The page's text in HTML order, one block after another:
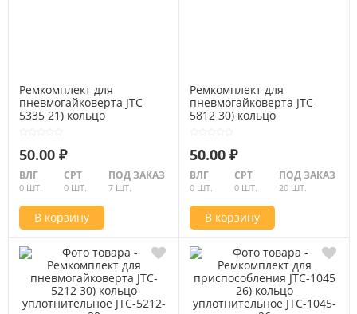
Ремкомплект для
пневмогайковерта JTC-
5335 21) кольцо
50.00 ₽
ВЛГ
0 ШТ.
СРТ
0 ШТ.
ПОД ЗАКАЗ
7 ШТ.
В корзину
Ремкомплект для
пневмогайковерта JTC-
5812 30) кольцо
50.00 ₽
ВЛГ
0 ШТ.
СРТ
0 ШТ.
ПОД ЗАКАЗ
20 ШТ.
В корзину